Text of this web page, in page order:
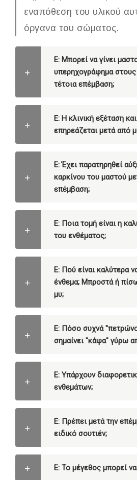
εναπόθεση του υλικού
όργανα του σώματος.
Ε: Μπορεί να γίνει
υπερηχογράφημα
τέτοια επέμβαση;
Ε: Η κλινική εξέταση
επηρεάζεται μετά από
Ε: Έχει παρατηρηθεί
καρκίνου του μαστού
επέμβαση;
Ε: Ποια τομή είναι η
του ενθέματος;
Ε: Πού είναι καλύτερα
ένθεμα; Μπροστά ή
μυ;
Ε: Πόσο συχνά
σημαίνει "κάψα" γύρω
Ε: Υπάρχουν
ενθεμάτων;
Ε: Πρέπει μετά την
ειδικό σουτιέν;
Ε: Το μέγεθος μπορεί